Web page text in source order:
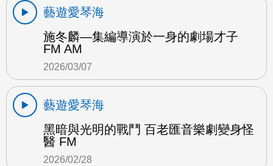
藝遊愛琴海
施冬麟—集編導演於一身的劇場才子
FM AM
2026/03/07
藝遊愛琴海
黑暗與光明的戰鬥 百老匯音樂劇變身怪
醫 FM
2026/02/28